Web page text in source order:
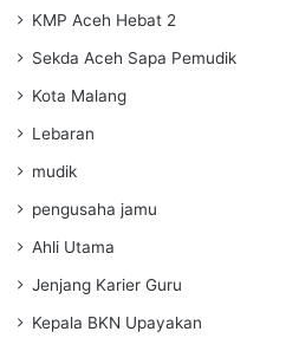
KMP Aceh Hebat 2
Sekda Aceh Sapa Pemudik
Kota Malang
Lebaran
mudik
pengusaha jamu
Ahli Utama
Jenjang Karier Guru
Kepala BKN Upayakan